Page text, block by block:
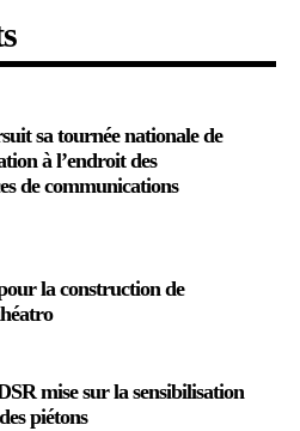
sa tournée nationale de
à l’endroit des
de communications
la construction de
mise sur la sensibilisation
piétons